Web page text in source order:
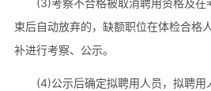
(3)考察不合格被取消聘用资格及
束后自动放弃的，缺额职位在体检合格
补进行考察、公示。
(4)公示后确定拟聘用人员，拟聘用